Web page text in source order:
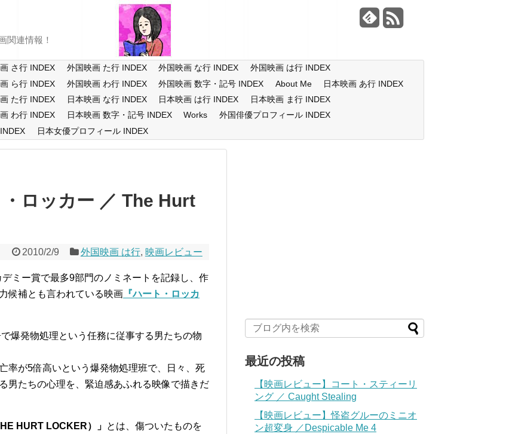
関連情報！
さ行 INDEX 外国映画 た行 INDEX 外国映画 な行 INDEX
外国映画 は行 INDEX
ら行 INDEX 外国映画 わ行 INDEX 外国映画 数字・記号 INDEX About Me
日本映画 あ行 INDEX
た行 INDEX 日本映画 な行 INDEX 日本映画 は行 INDEX
日本映画 ま行 INDEX
わ行 INDEX 日本映画 数字・記号 INDEX Works
外国俳優プロフィール INDEX
日本女優プロフィール INDEX
・ロッカー ／ The Hurt
2010/2/9 外国映画 は行, 映画レビュー
ミー賞で最多9部門のノミネートを記録し、作
候補とも言われている映画 『ハート・ロッカ
爆発物処理という任務に従事する男たちの物
率が5倍高いという爆発物処理班で、日々、死
男たちの心理を、緊迫感あふれる映像で描きだ
HURT LOCKER）」 とは、傷ついたものを
最近の投稿
【映画レビュー】コート・スティーリ
ング ／ Caught Stealing
【映画レビュー】怪盗グルーのミニオ
ン超変身 ／Despicable Me 4